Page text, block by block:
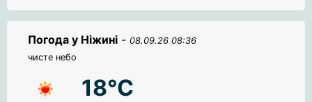
Погода у Ніжині - 08.09.26 08:36
чисте небо
18°C